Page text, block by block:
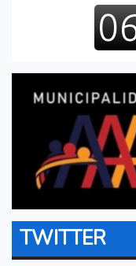
TWITTER